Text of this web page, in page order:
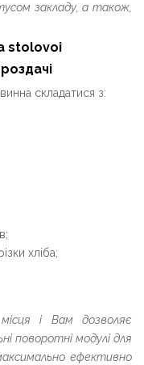
закладу, а також,
складатися з:
хліба;
і Вам дозволяє
поворотні модулі для
ефективно